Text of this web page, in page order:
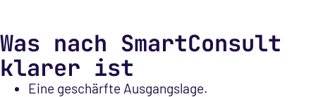
Was nach SmartConsult
klarer ist
Eine geschärfte Ausgangslage.